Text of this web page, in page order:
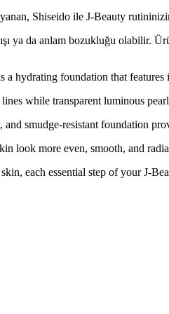
Shiseido ile J-Beauty
ya da anlam bozukluğu olabilir.
hydrating foundation that
while transparent luminous
smudge-resistant foundation
look more even, smooth, and
each essential step of your